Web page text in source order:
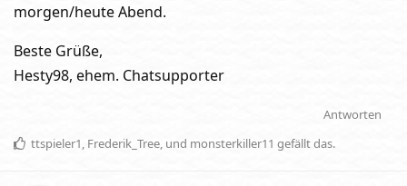
morgen/heute Abend.
Beste Grüße,
Hesty98, ehem. Chatsupporter
Antworten
ttspieler1, Frederik_Tree, und monsterkiller11 gefällt das.